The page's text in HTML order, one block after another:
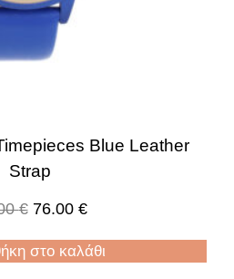
Blue Leather
Strap
€ 76.00 €
στο καλάθι